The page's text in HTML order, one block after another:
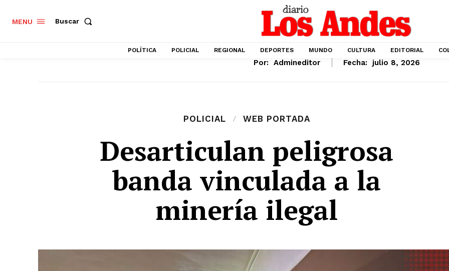
MENU Buscar
POLÍTICA POLICIAL REGIONAL DEPORTES MUNDO CULTURA EDITORIAL
Por: Admineditor Fecha: julio 8, 2026
POLICIAL WEB PORTADA
Desarticulan peligrosa
banda vinculada a la
minería ilegal